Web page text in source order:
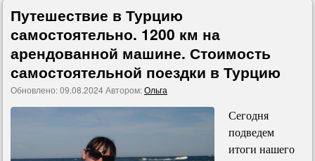
Путешествие в Турцию
самостоятельно. 1200 км на
арендованной машине. Стоимость
самостоятельной поездки в Турцию
Обновлено:09.08.2024Автором:Ольга
Сегодня
подведем
итоги нашего